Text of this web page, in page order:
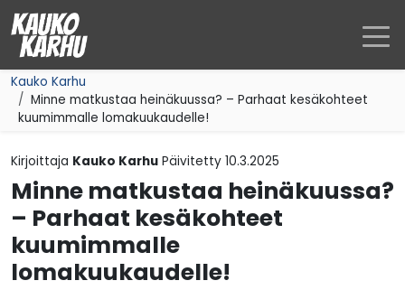
Siirry sisältöön
Kauko Karhu
Minne matkustaa heinäkuussa? – Parhaat kesäkohteet
kuumimmalle lomakuukaudelle!
Kirjoittaja Kauko Karhu Päivitetty 10.3.2025
Minne matkustaa heinäkuussa?
– Parhaat kesäkohteet
kuumimmalle
lomakuukaudelle!